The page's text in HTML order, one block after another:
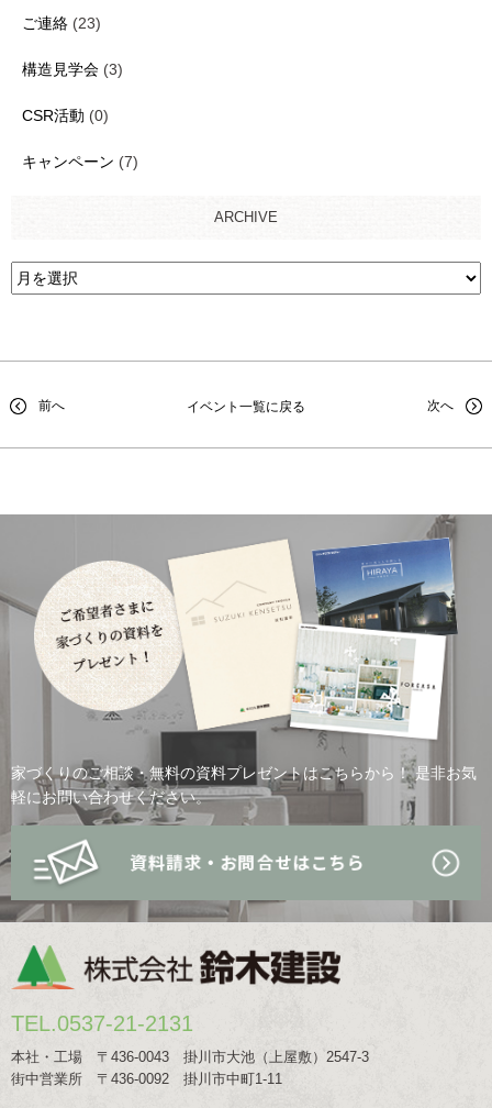
ご連絡 (23)
構造見学会 (3)
CSR活動 (0)
キャンペーン (7)
ARCHIVE
イベント一覧に戻る
前へ 次へ
家づくりのご相談・無料の資料プレゼントはこちらから！是非お気
軽にお問い合わせください。
TEL.0537-21-2131
本社・工場 〒436-0043 掛川市大池（上屋敷）2547-3
街中営業所 〒436-0092 掛川市中町1-11